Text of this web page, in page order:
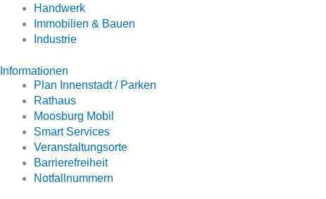
Handwerk
Immobilien & Bauen
Industrie
Informationen
Plan Innenstadt / Parken
Rathaus
Moosburg Mobil
Smart Services
Veranstaltungsorte
Barrierefreiheit
Notfallnummern